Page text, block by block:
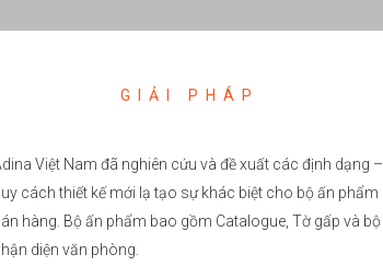
GIẢI PHÁP
Việt Nam đã nghiên cứu và đề xuất các định dạng –
cách thiết kế mới lạ tạo sự khác biệt cho bộ ấn phẩm
hàng. Bộ ấn phẩm bao gồm Catalogue, Tờ gấp và bộ
diện văn phòng.